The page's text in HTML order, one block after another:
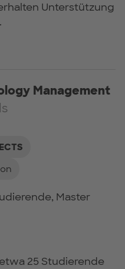
Unterstützung
Management
Master
25 Studierende